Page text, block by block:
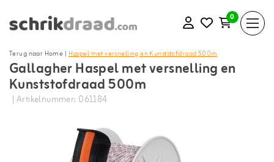
0
Terug naar Home |Haspel met versnelling en Kunststofdraad 500m
Gallagher Haspel met versnelling en
Kunststofdraad 500m
| Artikelnummer: 061184